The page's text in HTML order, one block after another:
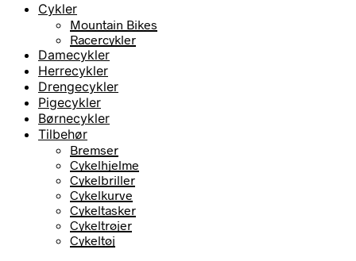
Cykler
Mountain Bikes
Racercykler
Damecykler
Herrecykler
Drengecykler
Pigecykler
Børnecykler
Tilbehør
Bremser
Cykelhjelme
Cykelbriller
Cykelkurve
Cykeltasker
Cykeltrøjer
Cykeltøj